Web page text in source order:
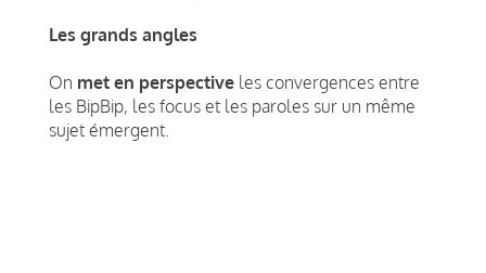
Les grands angles
On met en perspective les convergences entre
les BipBip, les focus et les paroles sur un même
sujet émergent.